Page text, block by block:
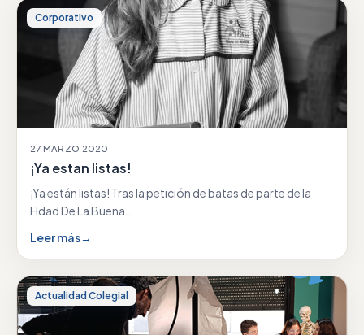
Corporativo
27 MARZO 2020
¡Ya estan listas!
¡Ya están listas! Tras la petición de batas de parte de la
Hdad De La Buena…
Leer más→
Actualidad Colegial